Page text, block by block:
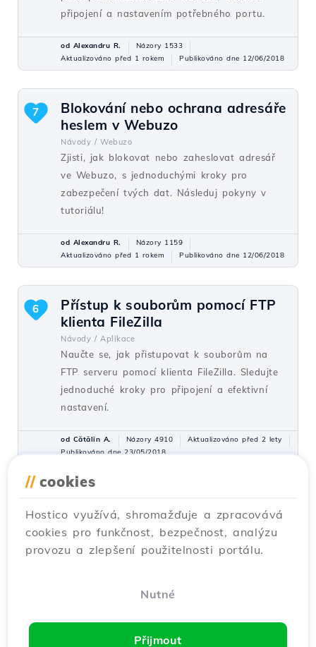
připojení a nastavením potřebného portu.
od Alexandru R.
Názory 1533
Aktualizováno před 1 rokem
Publikováno dne 12/06/2018
Blokování nebo ochrana adresáře
heslem v Webuzo
Návody / Webuzo
Zjisti, jak blokovat nebo zaheslovat adresář
ve Webuzo, s jednoduchými kroky pro
zabezpečení tvých dat. Následuj pokyny v
tutoriálu!
7
od Alexandru R.
Názory 1159
Aktualizováno před 1 rokem
Publikováno dne 12/06/2018
Přístup k souborům pomocí FTP
klienta FileZilla
Návody / Aplikace
Naučte se, jak přistupovat k souborům na
FTP serveru pomocí klienta FileZilla. Sledujte
jednoduché kroky pro připojení a efektivní
nastavení.
6
od Cătălin A. Názory 4910
Aktualizováno před 2 lety
Publikováno dne 23/05/2018
Webuzo
Návody / Webuzo
Naučte se, jak nainstalovat SSL certifikát v
Názory 1527
// cookies
Hostico využívá, shromažďuje a zpracovává
cookies pro funkčnost, bezpečnost, analýzu
provozu a zlepšení použitelnosti portálu.
Nutné
Přijmout